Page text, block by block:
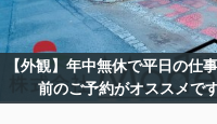
【外観】年中無休で平日の仕
前のご予約がオススメで